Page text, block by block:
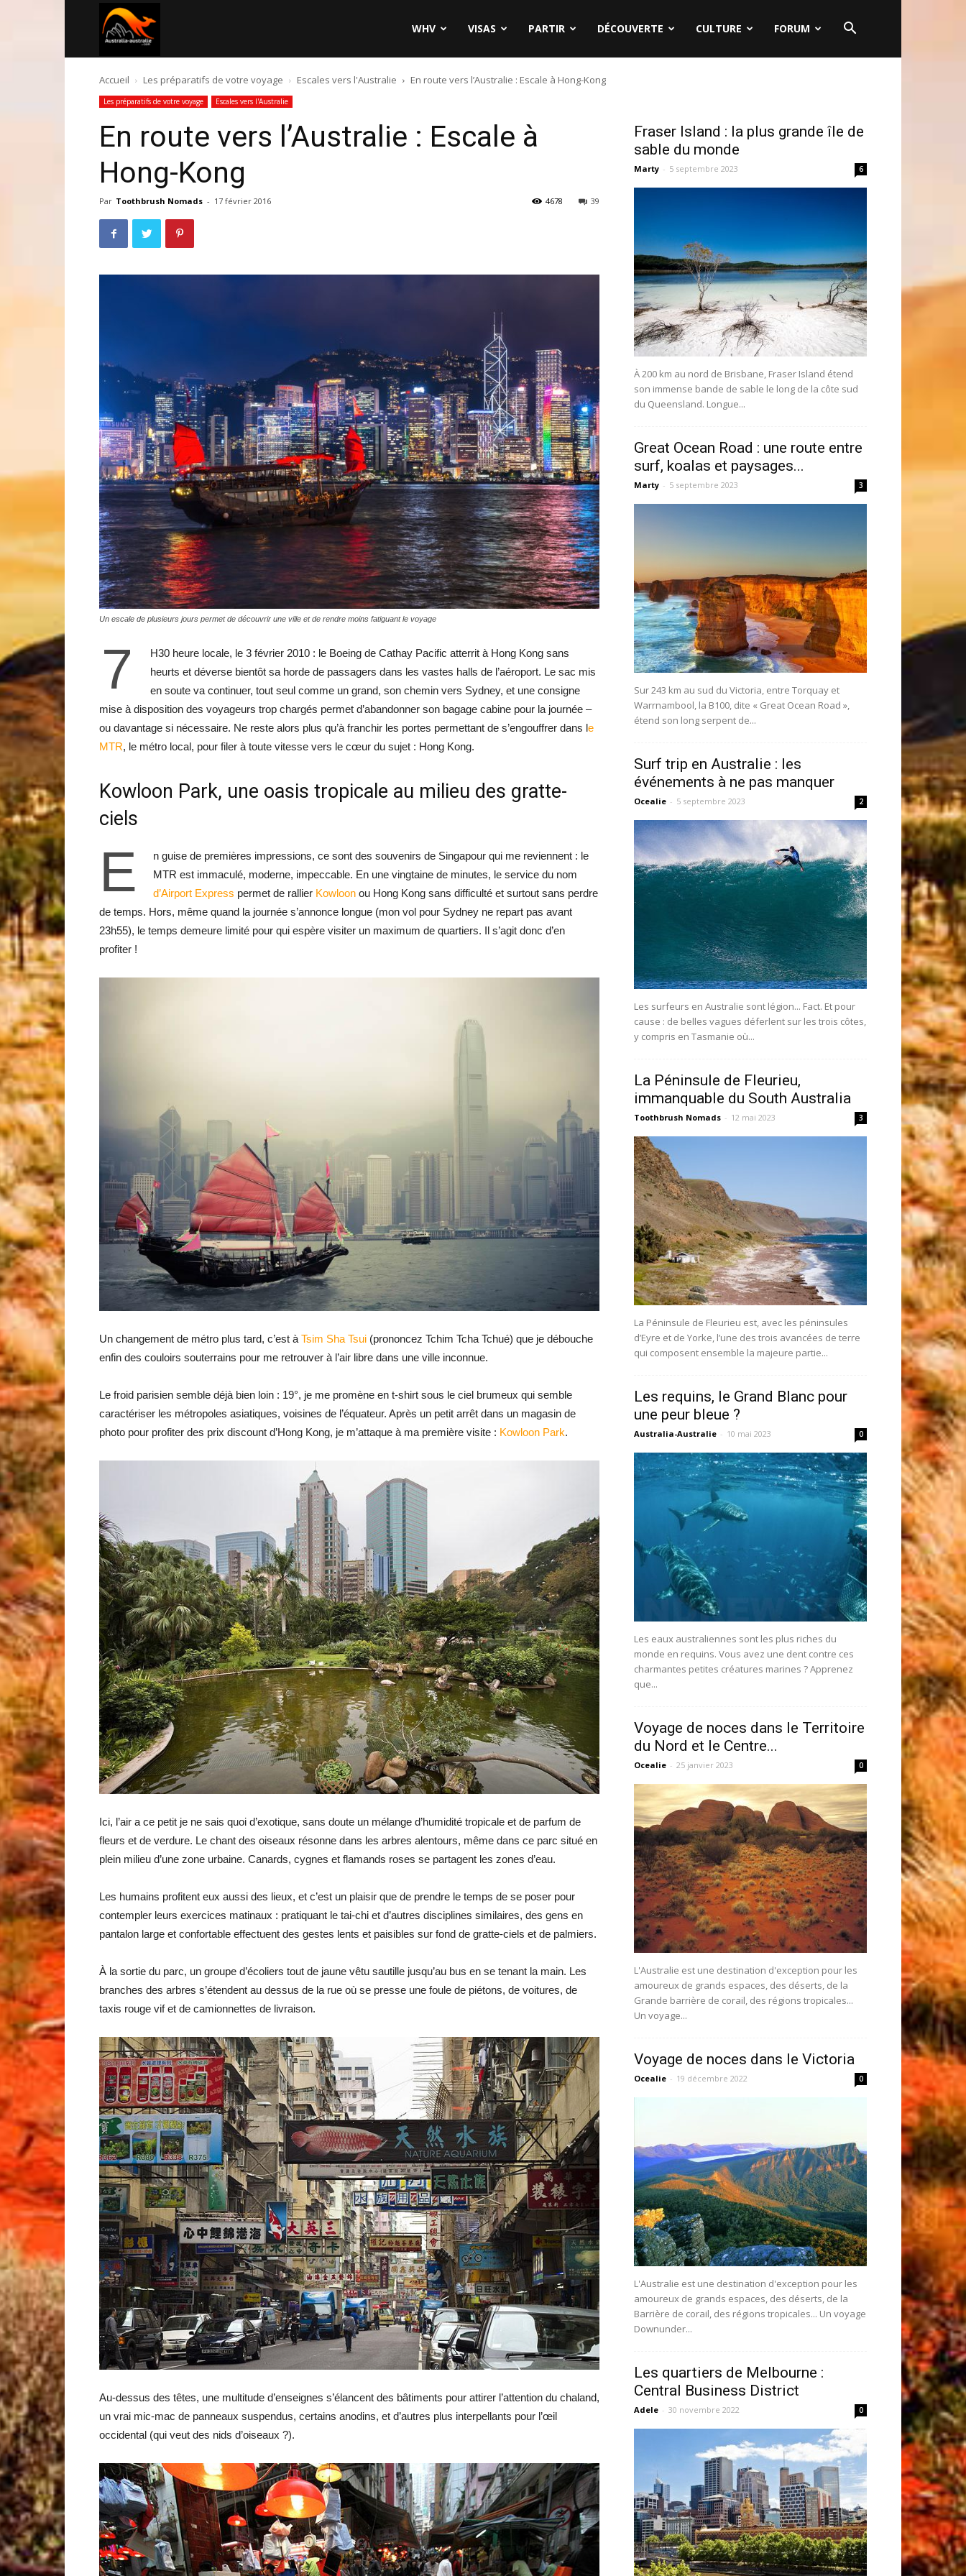
australie.com
WHV VISAS PARTIR DÉCOUVERTE CULTURE FORUM
Accueil Les préparatifs de votre voyage Escales vers l'Australie En route vers l’Australie : Escale à Hong-Kong
Les préparatifs de votre voyage Escales vers l'Australie
En route vers l’Australie : Escale à
Hong-Kong
Par Toothbrush Nomads - 17 février 2016 39
4678
Un escale de plusieurs jours permet de découvrir une ville et de rendre moins fatiguant le voyage
7
H30 heure locale, le 3 février 2010 : le Boeing de Cathay Pacific atterrit à Hong Kong sans
heurts et déverse bientôt sa horde de passagers dans les vastes halls de l’aéroport. Le sac mis
en soute va continuer, tout seul comme un grand, son chemin vers Sydney, et une consigne
mise à disposition des voyageurs trop chargés permet d’abandonner son bagage cabine pour la journée –
ou davantage si nécessaire. Ne reste alors plus qu’à franchir les portes permettant de s’engouffrer dans le
MTR, le métro local, pour filer à toute vitesse vers le cœur du sujet : Hong Kong.
Kowloon Park, une oasis tropicale au milieu des gratte-
ciels
E
n guise de premières impressions, ce sont des souvenirs de Singapour qui me reviennent : le
MTR est immaculé, moderne, impeccable. En une vingtaine de minutes, le service du nom
d’Airport Express permet de rallier Kowloon ou Hong Kong sans difficulté et surtout sans perdre
de temps. Hors, même quand la journée s’annonce longue (mon vol pour Sydney ne repart pas avant
23h55), le temps demeure limité pour qui espère visiter un maximum de quartiers. Il s’agit donc d’en
profiter !
Un changement de métro plus tard, c’est à Tsim Sha Tsui (prononcez Tchim Tcha Tchué) que je débouche
enfin des couloirs souterrains pour me retrouver à l’air libre dans une ville inconnue.
Le froid parisien semble déjà bien loin : 19°, je me promène en t-shirt sous le ciel brumeux qui semble
caractériser les métropoles asiatiques, voisines de l’équateur. Après un petit arrêt dans un magasin de
photo pour profiter des prix discount d’Hong Kong, je m’attaque à ma première visite : Kowloon Park.
Ici, l’air a ce petit je ne sais quoi d’exotique, sans doute un mélange d’humidité tropicale et de parfum de
fleurs et de verdure. Le chant des oiseaux résonne dans les arbres alentours, même dans ce parc situé en
plein milieu d’une zone urbaine. Canards, cygnes et flamands roses se partagent les zones d’eau.
Les humains profitent eux aussi des lieux, et c’est un plaisir que de prendre le temps de se poser pour
contempler leurs exercices matinaux : pratiquant le tai-chi et d’autres disciplines similaires, des gens en
pantalon large et confortable effectuent des gestes lents et paisibles sur fond de gratte-ciels et de palmiers.
À la sortie du parc, un groupe d’écoliers tout de jaune vêtu sautille jusqu’au bus en se tenant la main. Les
branches des arbres s’étendent au dessus de la rue où se presse une foule de piétons, de voitures, de
taxis rouge vif et de camionnettes de livraison.
Au-dessus des têtes, une multitude d’enseignes s’élancent des bâtiments pour attirer l’attention du chaland,
un vrai mic-mac de panneaux suspendus, certains anodins, et d’autres plus interpellants pour l’œil
occidental (qui veut des nids d’oiseaux ?).
Fraser Island : la plus grande île de
sable du monde
Marty - 5 septembre 2023 6
À 200 km au nord de Brisbane, Fraser Island étend
son immense bande de sable le long de la côte sud
du Queensland. Longue...
Great Ocean Road : une route entre
surf, koalas et paysages...
Marty - 5 septembre 2023 3
Sur 243 km au sud du Victoria, entre Torquay et
Warrnambool, la B100, dite « Great Ocean Road »,
étend son long serpent de...
Surf trip en Australie : les
événements à ne pas manquer
Ocealie - 5 septembre 2023 2
Les surfeurs en Australie sont légion... Fact. Et pour
cause : de belles vagues déferlent sur les trois côtes,
y compris en Tasmanie où...
La Péninsule de Fleurieu,
immanquable du South Australia
Toothbrush Nomads - 12 mai 2023 3
La Péninsule de Fleurieu est, avec les péninsules
d’Eyre et de Yorke, l’une des trois avancées de terre
qui composent ensemble la majeure partie...
Les requins, le Grand Blanc pour
une peur bleue ?
Australia-Australie - 10 mai 2023 0
Les eaux australiennes sont les plus riches du
monde en requins. Vous avez une dent contre ces
charmantes petites créatures marines ? Apprenez
que...
Voyage de noces dans le Territoire
du Nord et le Centre...
Ocealie - 25 janvier 2023 0
L'Australie est une destination d'exception pour les
amoureux de grands espaces, des déserts, de la
Grande barrière de corail, des régions tropicales...
Un voyage...
Voyage de noces dans le Victoria
Ocealie - 19 décembre 2022 0
L'Australie est une destination d'exception pour les
amoureux de grands espaces, des déserts, de la
Barrière de corail, des régions tropicales... Un voyage
Downunder...
Les quartiers de Melbourne :
Central Business District
Adele - 30 novembre 2022 0